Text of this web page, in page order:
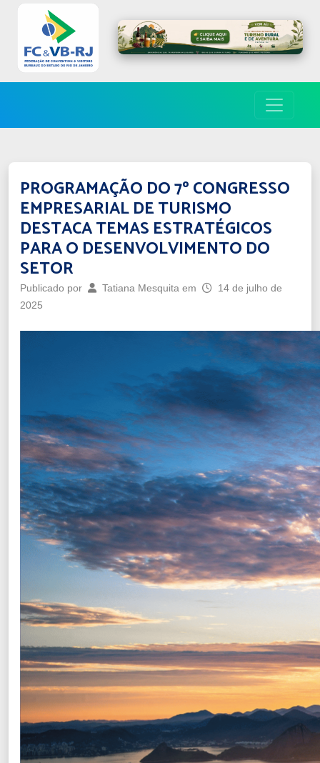
PROGRAMAÇÃO DO 7º CONGRESSO
EMPRESARIAL DE TURISMO
DESTACA TEMAS ESTRATÉGICOS
PARA O DESENVOLVIMENTO DO
SETOR
Publicado por Tatiana Mesquita em
14 de julho de
2025